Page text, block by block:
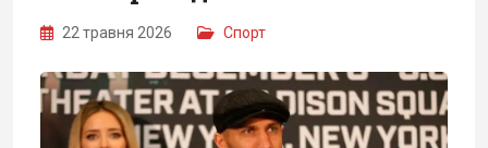
22 травня 2026 Спорт